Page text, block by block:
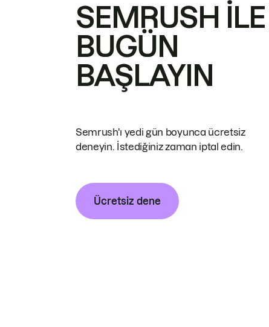
SEMRUSH ILE
BUGÜN
BAŞLAYIN
Semrush'ı yedi gün boyunca ücretsiz
deneyin. İstediğiniz zaman iptal edin.
Ücretsiz dene